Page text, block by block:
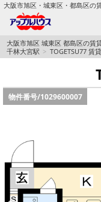
大阪市旭区・城東区・都島区の
TOPページ
路線·駅から探す
地図から探す
スタッフ
大阪市旭区 城東区 都島区の賃
千林大宮駅
TOGETSU77 賃
物件番号/1029600007